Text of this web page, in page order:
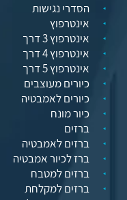
הסדרי נגישות
אינטרפוץ
אינטרפוץ 3 דרך
אינטרפוץ 4 דרך
אינטרפוץ 5 דרך
כיורים מעוצבים
כיורים לאמבטיה
כיור מונח
ברזים
ברזים לאמבטיה
ברז לכיור אמבטיה
ברזים למטבח
ברזים למקלחת